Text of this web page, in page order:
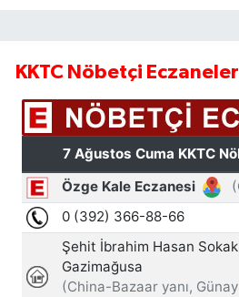
KKTC Nöbetçi Eczaneler